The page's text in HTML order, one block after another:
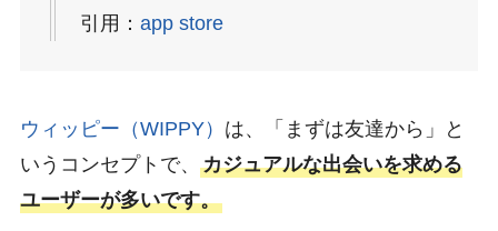
引用： app store
ウィッピー（WIPPY） は、「まずは友達から」と
いうコンセプトで、 カジュアルな出会いを求める
ユーザーが多いです。